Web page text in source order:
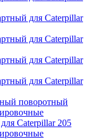
для Caterpillar
для Caterpillar
для Caterpillar
для Caterpillar
поворотный
Caterpillar 205